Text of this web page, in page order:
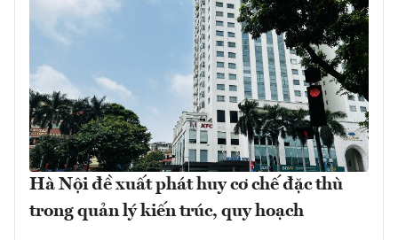
Hà Nội đề xuất phát huy cơ chế đặc thù
trong quản lý kiến trúc, quy hoạch